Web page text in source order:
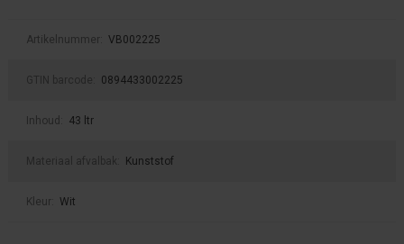
Artikelnummer: VB002225
GTIN barcode: 0894433002225
Inhoud: 43 ltr
Materiaal afvalbak: Kunststof
Kleur: Wit